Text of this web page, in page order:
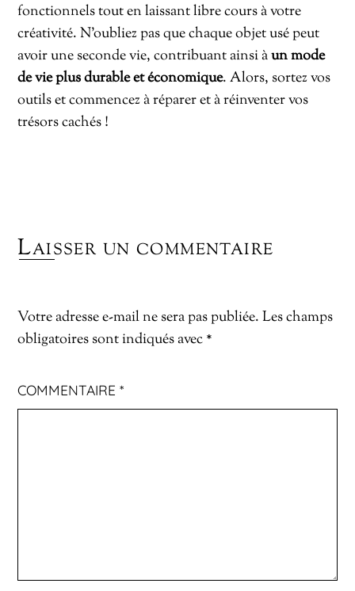
fonctionnels tout en laissant libre cours à votre
créativité. N’oubliez pas que chaque objet usé peut
avoir une seconde vie, contribuant ainsi àun mode
de vie plus durable et économique. Alors, sortez vos
outils et commencez à réparer et à réinventer vos
trésors cachés !
Laisser un commentaire
Votre adresse e-mail ne sera pas publiée. Les champs
obligatoires sont indiqués avec *
COMMENTAIRE*